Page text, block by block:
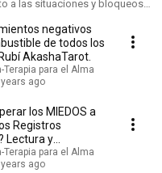
votos, juramentos,
a las situaciones y bloqueos
negativos
de todos los
AkashaTarot.
Terapia para el Alma
years ago
los MIEDOS a
Registros
Terapia para el Alma
years ago